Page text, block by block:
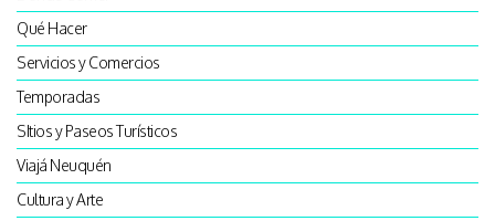
Qué Hacer
Servicios y Comercios
Temporadas
SItios y Paseos Turísticos
Viajá Neuquén
Cultura y Arte